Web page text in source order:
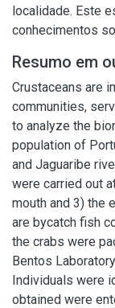
localidade. Este
conhecimentos
Resumo em
Crustaceans are
communities,
to analyze the
population of
and Jaguaribe
were carried out
mouth and 3) the
are bycatch fish
the crabs were
Bentos
Individuals were
obtained were